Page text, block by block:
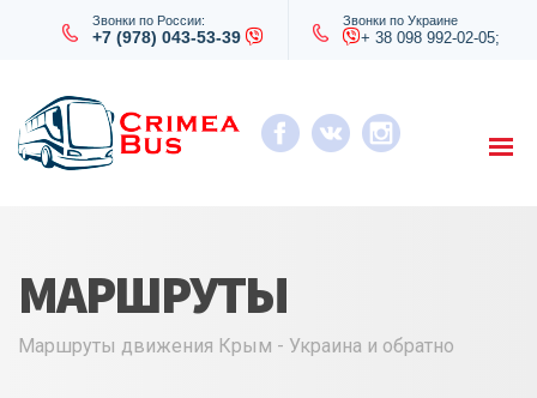
Звонки по России:
+7 (978) 043-53-39
Звонки по Украине
+ 38 098 992-02-05;
МАРШРУТЫ
Маршруты движения Крым - Украина и обратно